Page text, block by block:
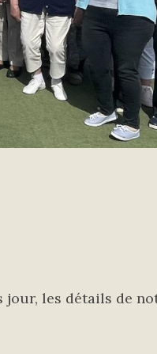
les détails de